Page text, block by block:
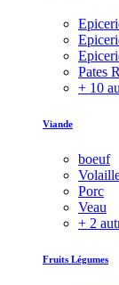
Pates
+ 10
Viande
boeuf
Porc
Veau
+ 2
Fruits Légumes